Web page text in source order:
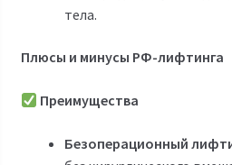
тела.
Плюсы и минусы РФ-лифтинга
Преимущества
Безоперационный